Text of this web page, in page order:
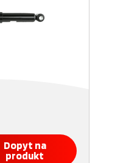
Dopyt na
produkt